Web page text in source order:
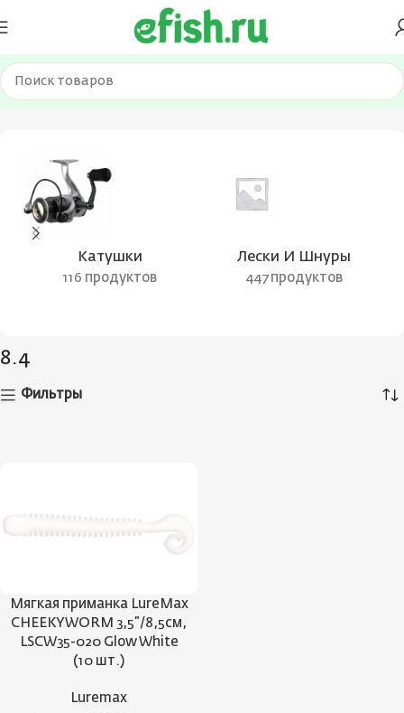
Главная Товар Длина, мм 8.4
Катушки
116 продуктов
Лески И Шнуры
447 продуктов
8.4
Фильтры
Мягкая приманка LureMax
CHEEKY WORM 3,5”/8,5см,
LSCW35-020 Glow White
(10 шт.)
Luremax